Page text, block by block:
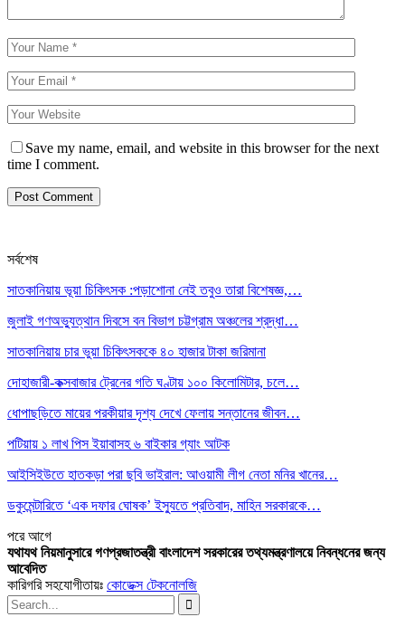
Save my name, email, and website in this browser for the next
time I comment.
সর্বশেষ
সাতকানিয়ায় ভূয়া চিকিৎসক :পড়াশোনা নেই তবুও তারা বিশেষজ্ঞ,…
জুলাই গণঅভ্যুত্থান দিবসে বন বিভাগ চট্টগ্রাম অঞ্চলের শ্রদ্ধা…
সাতকানিয়ায় চার ভুয়া চিকিৎসককে ৪০ হাজার টাকা জরিমানা
দোহাজারী-কক্সবাজার ট্রেনের গতি ঘণ্টায় ১০০ কিলোমিটার, চলে…
ধোপাছড়িতে মায়ের পরকীয়ার দৃশ্য দেখে ফেলায় সন্তানের জীবন…
পটিয়ায় ১ লাখ পিস ইয়াবাসহ ৬ বাইকার গ্যাং আটক
আইসিইউতে হাতকড়া পরা ছবি ভাইরাল: আওয়ামী লীগ নেতা মনির খানের…
ডকুমেন্টারিতে ‘এক দফার ঘোষক’ ইস্যুতে প্রতিবাদ, মাহিন সরকারকে…
পরেআগে
যথাযথ নিয়মানুসারে গণপ্রজাতন্ত্রী বাংলাদেশ সরকারের তথ্যমন্ত্রণালয়ে নিবন্ধনের জন্য
আবেদিত
কারিগরি সহযোগীতায়ঃ কোডেক্স টেকনোলজি